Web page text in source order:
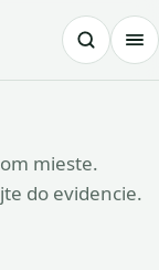
mieste.
do evidencie.